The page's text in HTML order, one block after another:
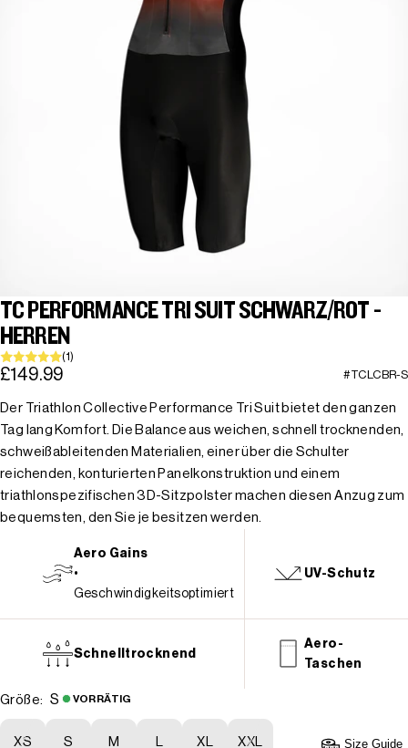
TC PERFORMANCE TRI SUIT SCHWARZ/ROT -
HERREN
(1)
£149.99 #TCLCBR-S
Der Triathlon Collective Performance Tri Suit bietet den ganzen
Tag lang Komfort. Die Balance aus weichen, schnell trocknenden,
schweißableitenden Materialien, einer über die Schulter
reichenden, konturierten Panelkonstruktion und einem
triathlonspezifischen 3D-Sitzpolster machen diesen Anzug zum
bequemsten, den Sie je besitzen werden.
Aero Gains
•
Geschwindigkeitsoptimiert
UV-Schutz
Schnelltrocknend
Aero-
Taschen
Größe: S VORRÄTIG
XS S M XL XXL Size Guide